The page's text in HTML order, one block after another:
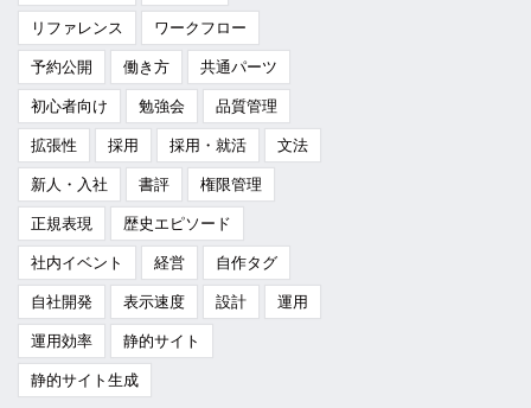
リファレンス ワークフロー
予約公開 働き方 共通パーツ
初心者向け 勉強会 品質管理
拡張性 採用 採用・就活 文法
新人・入社 書評 権限管理
正規表現 歴史エピソード
社内イベント 経営 自作タグ
自社開発 表示速度 設計 運用
運用効率 静的サイト
静的サイト生成